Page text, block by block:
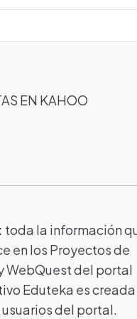
EN KAHOO
toda la información
en los Proyectos de
WebQuest del portal
Eduteka es creada
usuarios del portal.